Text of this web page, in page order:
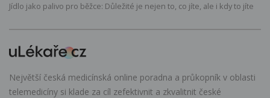
Jídlo jako palivo pro běžce: Důležité je nejen to, co jíte, ale i kdy to jíte
Největší česká medicínská online poradna a průkopník v oblasti
telemedicíny si klade za cíl zefektivnit a zkvalitnit české